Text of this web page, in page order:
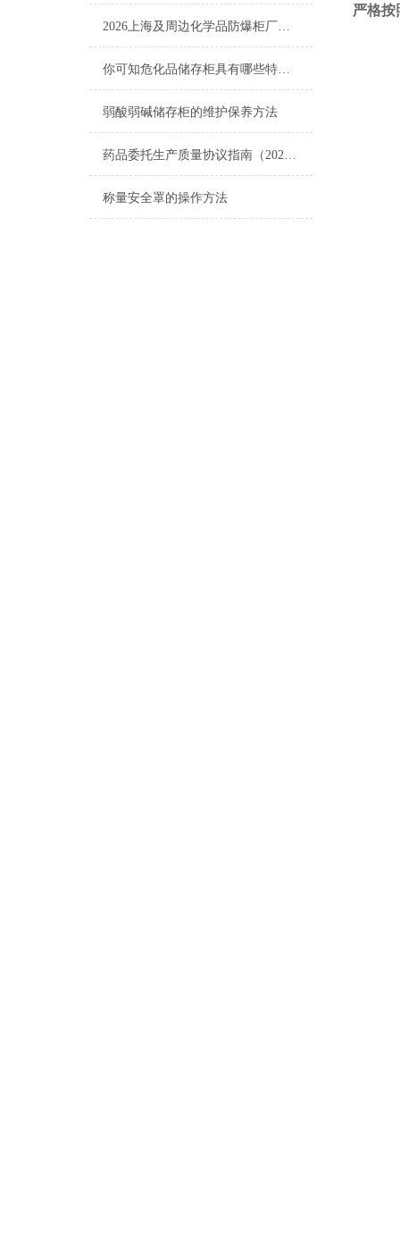
2026上海及周边化学品防爆柜厂家选购全指南
你可知危化品储存柜具有哪些特点？
弱酸弱碱储存柜的维护保养方法
药品委托生产质量协议指南（2020年版）发布
称量安全罩的操作方法
严格按